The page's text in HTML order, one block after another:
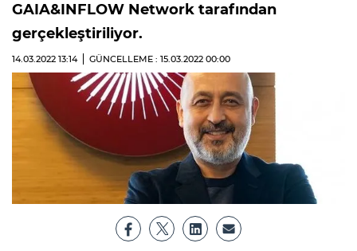
GAIA&INFLOW Network tarafından
gerçekleştiriliyor.
14.03.2022 13:14 GÜNCELLEME : 15.03.2022 00:00